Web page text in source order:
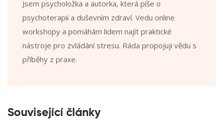
Jsem psycholožka a autorka, která píše o
psychoterapii a duševním zdraví. Vedu online
workshopy a pomáhám lidem najít praktické
nástroje pro zvládání stresu. Ráda propojuji vědu s
příběhy z praxe.
Související články